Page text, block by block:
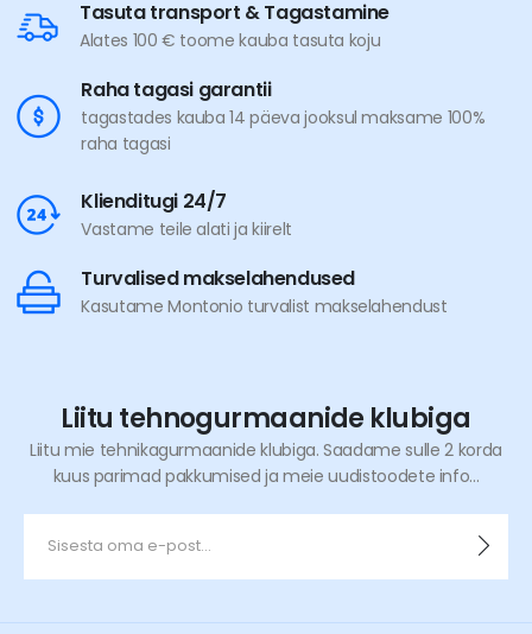
Tasuta transport & Tagastamine
Alates 100 € toome kauba tasuta koju
Raha tagasi garantii
tagastades kauba 14 päeva jooksul maksame 100%
raha tagasi
Klienditugi 24/7
Vastame teile alati ja kiirelt
Turvalised makselahendused
Kasutame Montonio turvalist makselahendust
Liitu tehnogurmaanide klubiga
Liitu mie tehnikagurmaanide klubiga. Saadame sulle 2 korda
kuus parimad pakkumised ja meie uudistoodete info...